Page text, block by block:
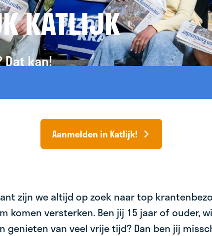
KATLIJK
kan!
Aanmelden in Katlijk!
zijn we altijd op zoek naar top
komen versterken. Ben jij 15 jaar of ouder,
genieten van veel vrije tijd? Dan ben jij